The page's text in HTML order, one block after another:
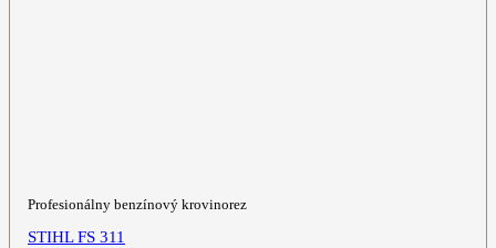
Profesionálny benzínový krovinorez
STIHL FS 311